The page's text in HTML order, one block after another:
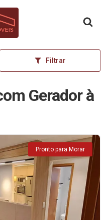
Filtrar
Gerador à
Pronto para Morar